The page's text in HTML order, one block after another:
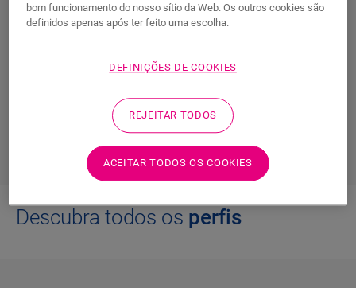
O perfil Incizo da Quick-Step é um perfil de acabamento
correspondentes. Através de um simples corte no Incizo,
transição perfeita para outro tipo de pavimento
cobrir a expansão do pavimento de uma forma elegante
Descubra todos os perfis
bom funcionamento do nosso sítio da Web. Os outros cookies são
definidos apenas após ter feito uma escolha.
DEFINIÇÕES DE COOKIES
REJEITAR TODOS
ACEITAR TODOS OS COOKIES